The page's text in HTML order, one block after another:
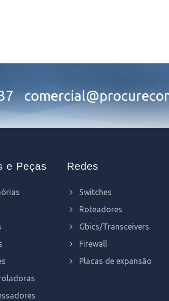
e Peças Redes
Switches
Roteadores
Gbics/Transceivers
Firewall
Placas de expansão